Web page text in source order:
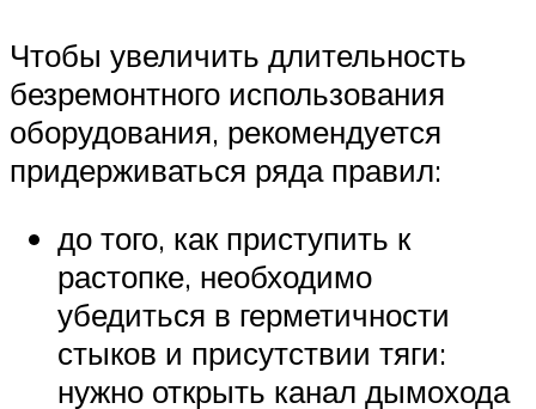
Чтобы увеличить длительность
безремонтного использования
оборудования, рекомендуется
придерживаться ряда правил:
до того, как приступить к
растопке, необходимо
убедиться в герметичности
стыков и присутствии тяги:
нужно открыть канал дымохода